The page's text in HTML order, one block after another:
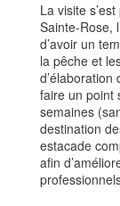
La visite
Sainte-Rose,
d’avoir un
la pêche et
faire un point
semaines
destination
estacade
afin